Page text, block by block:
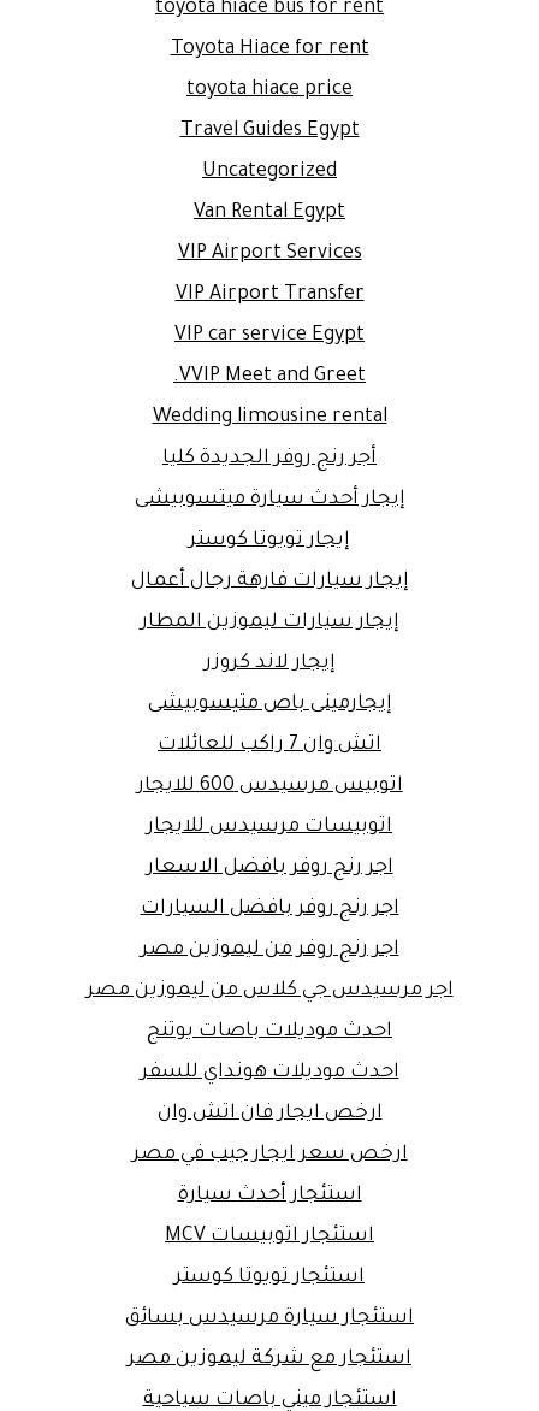
toyota hiace bus for rent
Toyota Hiace for rent
toyota hiace price
Travel Guides Egypt
Uncategorized
Van Rental Egypt
VIP Airport Services
VIP Airport Transfer
VIP car service Egypt
VVIP Meet and Greet.
Wedding limousine rental
أجر رنج روفر الجديدة كليا
إيجار أحدث سيارة ميتسوبيشى
إيجار تويوتا كوستر
إيجار سيارات فارهة رجال أعمال
إيجار سيارات ليموزين المطار
إيجار لاند كروزر
إيجارمينى باص متيسوبيشى
اتش وان 7 راكب للعائلات
اتوبيس مرسيدس 600 للايجار
اتوبيسات مرسيدس للايجار
اجر رنج روفر بافضل الاسعار
اجر رنج روفر بافضل السيارات
اجر رنج روفر من ليموزين مصر
اجر مرسيدس جي كلاس من ليموزين مصر
احدث موديلات باصات يوتنج
احدث موديلات هونداي للسفر
ارخص ايجار فان اتش وان
ارخص سعر ايجار جيب في مصر
استئجار أحدث سيارة
استئجار اتوبيسات MCV
استئجار تويوتا كوستر
استئجار سيارة مرسيدس بسائق
استئجار مع شركة ليموزين مصر
استئجار ميني باصات سياحية